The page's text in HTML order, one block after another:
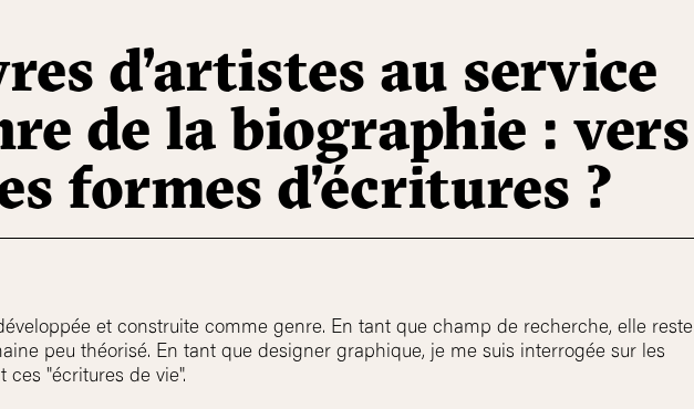
d’artistes au service
de la biographie : vers
formes d’écritures ?
et construite comme genre. En tant que champ de recherche, elle reste
peu théorisé. En tant que designer graphique, je me suis interrogée sur les
ces "écritures de vie".